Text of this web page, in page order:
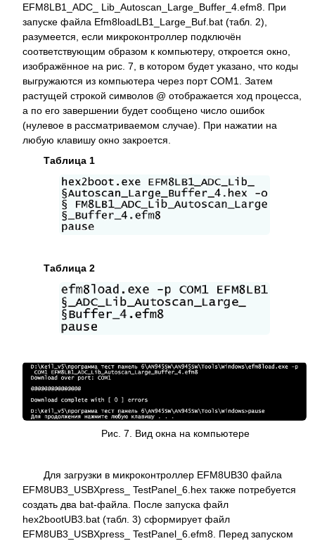
EFM8LB1_ADC_ Lib_Autoscan_Large_Buffer_4.efm8. При
запуске файла Efm8loadLB1_Large_Buf.bat (табл. 2),
разумеется, если микроконтроллер подключён
соответствующим образом к компьютеру, откроется окно,
изображённое на рис. 7, в котором будет указано, что коды
выгружаются из компьютера через порт COM1. Затем
растущей строкой символов @ отображается ход процесса,
a по его завершении будет сообщено число ошибок
(нулевое в рассматриваемом случае). При нажатии на
любую клавишу окно закроется.
Таблица 1
Таблица 2
Рис. 7. Вид окна на компьютере
Для загрузки в микроконтроллер EFM8UB30 файла
EFM8UB3_USBXpress_ TestPanel_6.hex также потребуется
создать два bat-файла. После запуска файл
hex2bootUB3.bat (табл. 3) сформирует файл
EFM8UB3_USBXpress_ TestPanel_6.efm8. Перед запуском